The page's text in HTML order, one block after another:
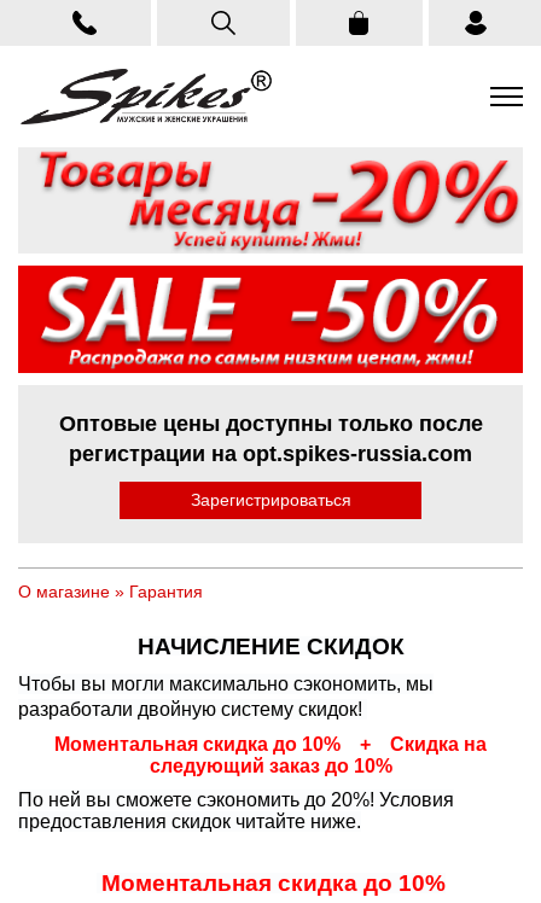
Оптовые цены доступны только после
регистрации на opt.spikes-russia.com
Зарегистрироваться
О магазине » Гарантия
НАЧИСЛЕНИЕ СКИДОК
Чтобы вы могли максимально сэкономить, мы
разработали двойную систему скидок!
Моментальная скидка до 10% + Скидка на
следующий заказ до 10%
По ней вы сможете сэкономить до 20%! Условия
предоставления скидок читайте ниже.
Моментальная скидка до 10%